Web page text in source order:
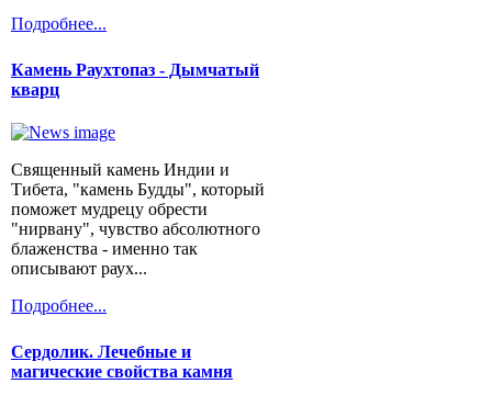
Подробнее...
Камень Раухтопаз - Дымчатый
кварц
Священный камень Индии и
Тибета, "камень Будды", который
поможет мудрецу обрести
"нирвану", чувство абсолютного
блаженства - именно так
описывают раух...
Подробнее...
Сердолик. Лечебные и
магические свойства камня